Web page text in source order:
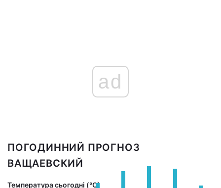
ad
ПОГОДИННИЙ ПРОГНОЗ
ВАЩАЕВСКИЙ
Температура сьогодні (°С)